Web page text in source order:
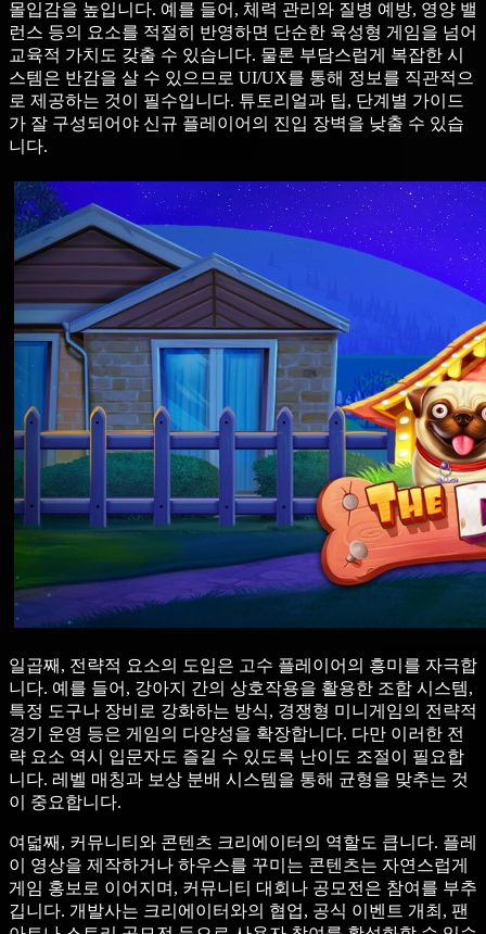
몰입감을 높입니다. 예를 들어, 체력 관리와 질병 예방, 영양 밸
런스 등의 요소를 적절히 반영하면 단순한 육성형 게임을 넘어
교육적 가치도 갖출 수 있습니다. 물론 부담스럽게 복잡한 시
스템은 반감을 살 수 있으므로 UI/UX를 통해 정보를 직관적으
로 제공하는 것이 필수입니다. 튜토리얼과 팁, 단계별 가이드
가 잘 구성되어야 신규 플레이어의 진입 장벽을 낮출 수 있습
니다.
일곱째, 전략적 요소의 도입은 고수 플레이어의 흥미를 자극합
니다. 예를 들어, 강아지 간의 상호작용을 활용한 조합 시스템,
특정 도구나 장비로 강화하는 방식, 경쟁형 미니게임의 전략적
경기 운영 등은 게임의 다양성을 확장합니다. 다만 이러한 전
략 요소 역시 입문자도 즐길 수 있도록 난이도 조절이 필요합
니다. 레벨 매칭과 보상 분배 시스템을 통해 균형을 맞추는 것
이 중요합니다.
여덟째, 커뮤니티와 콘텐츠 크리에이터의 역할도 큽니다. 플레
이 영상을 제작하거나 하우스를 꾸미는 콘텐츠는 자연스럽게
게임 홍보로 이어지며, 커뮤니티 대회나 공모전은 참여를 부추
깁니다. 개발사는 크리에이터와의 협업, 공식 이벤트 개최, 팬